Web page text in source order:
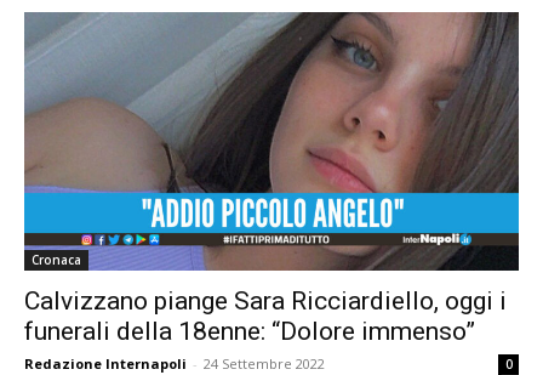
Cronaca
Calvizzano piange Sara Ricciardiello, oggi i
funerali della 18enne: “Dolore immenso”
Redazione Internapoli - 24 Settembre 2022 0